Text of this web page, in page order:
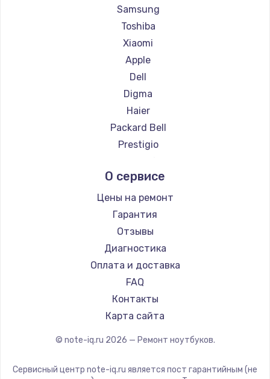
Ремонт ноутбуков LG
Ремонт ноутбуков Panasonic
Ремонт ноутбуков Irbis
Ремонт ноутбуков Thunderobot
Ремонт ноутбуков Hasee
Ремонт ноутбуков ZTE
Ремонт ноутбуков Hiper
Ремонт ноутбуков Evga
Ремонт ноутбуков Google
Ремонт ноутбуков Ardor
Ремонт ноутбуков Predator
Ремонт ноутбуков iru
Ремонт ноутбуков Machenike
Ремонт ноутбуков DEXP
Ремонт ноутбуков Teclast
Ремонт ноутбуков CHUWI
Ремонт ноутбуков Colorful
Samsung
Toshiba
Xiaomi
Apple
Dell
Digma
Haier
Packard Bell
Prestigio
Alienware
Aquarius
Gigabyte
Aorus
Maibenben
Getac
Epson
Philips
LG
Thunderobot
О сервисе
Цены на ремонт
Гарантия
Отзывы
Диагностика
Оплата и доставка
FAQ
Контакты
Карта сайта
© note-iq.ru 2026 — Ремонт ноутбуков.
Сервисный центр note-iq.ru является пост гарантийным (не